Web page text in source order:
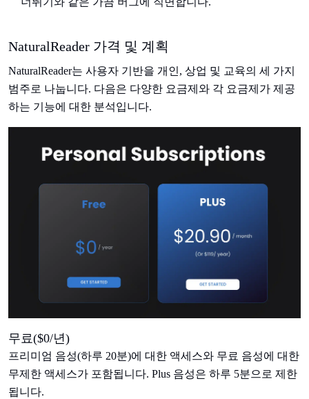
NaturalReader 가격 및 계획
NaturalReader는 사용자 기반을 개인, 상업 및 교육의 세 가지
범주로 나눕니다. 다음은 다양한 요금제와 각 요금제가 제공
하는 기능에 대한 분석입니다.
무료($0/년)
프리미엄 음성(하루 20분)에 대한 액세스와 무료 음성에 대한
무제한 액세스가 포함됩니다. Plus 음성은 하루 5분으로 제한
됩니다.